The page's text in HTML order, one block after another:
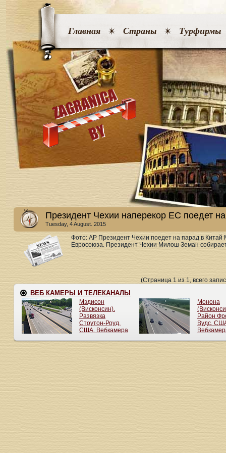
Главная Страны Турфирмы
Президент Чехии наперекор ЕС поедет
Tuesday, 4 August. 2015
Фото: AP Президент Чехии поедет на парад в
Евросоюза. Президент Чехии Милош Земан
(Страница 1 из 1, всего